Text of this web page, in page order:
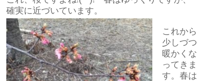
確実に近づいています。
これから
少しづつ
暖かくな
ってきま
す。春は